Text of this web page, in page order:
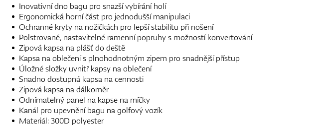
Inovativní dno bagu pro snazší vybírání holí
Ergonomická horní část pro jednodušší manipulaci
Ochranné kryty na nožičkách pro lepší stabilitu při nošení
Polstrované, nastavitelné ramenní popruhy s možností konvertování
Zipová kapsa na plášť do deště
Kapsa na oblečení s plnohodnotným zipem pro snadnější přístup
Úložné složky uvnitř kapsy na oblečení
Snadno dostupná kapsa na cennosti
Zipová kapsa na dálkoměr
Odnímatelný panel na kapse na míčky
Kanál pro upevnění bagu na golfový vozík
Materiál: 300D polyester